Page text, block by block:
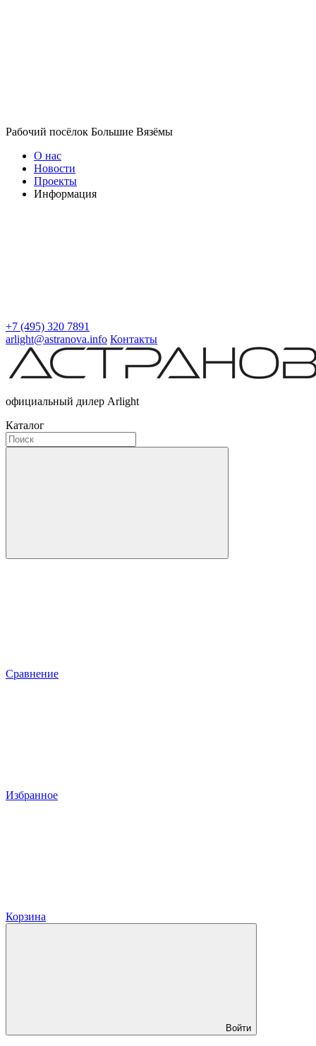
Рабочий посёлок Большие Вязёмы
О нас
Новости
Проекты
Информация
+7 (495) 320 7891
arlight@astranova.info Контакты
официальный дилер Arlight
Каталог
Сравнение
Избранное
Корзина
Войти